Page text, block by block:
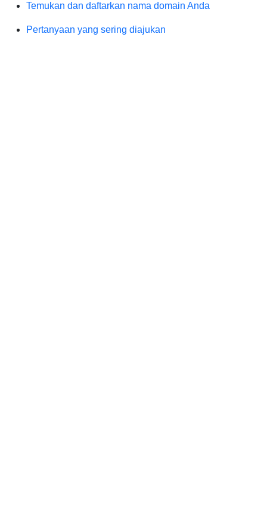
Temukan dan daftarkan nama domain Anda
Pertanyaan yang sering diajukan